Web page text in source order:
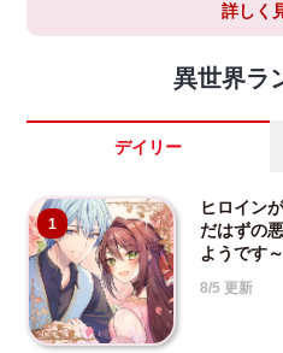
詳しく
異世界ラ
デイリー
1
ヒロイン
だはずの
ようです～
8/5 更新